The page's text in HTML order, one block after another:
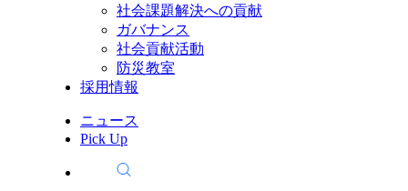
社会課題解決への貢献
ガバナンス
社会貢献活動
防災教室
採用情報
ニュース
Pick Up